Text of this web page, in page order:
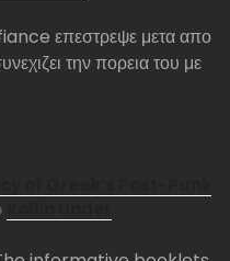
επεστρεψε μετα απο
την πορεια του με